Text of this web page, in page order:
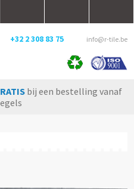
+32 2 308 83 75 info@r-tile.be
bij een bestelling vanaf